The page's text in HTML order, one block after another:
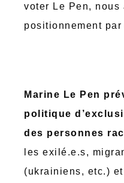
voter Le Pen,
positionnement
Marine Le Pen
politique
des personnes
les exilé.e.s,
(ukrainiens, etc.)